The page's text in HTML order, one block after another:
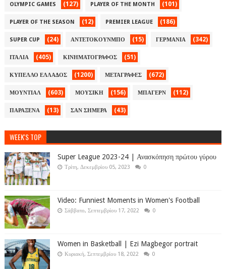
OLYMPIC GAMES (127) PLAYER OF THE MONTH (101)
PLAYER OF THE SEASON (12) PREMIER LEAGUE (186)
SUPER CUP (24) ΑΝΤΕΤΟΚΟΥΝΜΠΟ (15) ΓΕΡΜΑΝΙΑ (342)
ΙΤΑΛΙΑ (405) ΚΙΝΗΜΑΤΟΓΡΑΦΟΣ (51)
ΚΥΠΕΛΛΟ ΕΛΛΑΔΟΣ (1200) ΜΕΤΑΓΡΑΦΕΣ (672)
ΜΟΥΝΤΙΑΛ (603) ΜΟΥΣΙΚΗ (156) ΜΠΑΓΕΡΝ (112)
ΠΑΡΑΞΕΝΑ (13) ΣΑΝ ΣΗΜΕΡΑ (43)
WEEK'S TOP
Super League 2023-24 | Ανασκόπηση πρώτου γύρου
Τρίτη, Δεκεμβρίου 05, 2023 0
Video: Funniest Moments in Women's Football
Σάββατο, Σεπτεμβρίου 17, 2022 0
Women in Basketball | Ezi Magbegor portrait
Κυριακή, Σεπτεμβρίου 18, 2022 0